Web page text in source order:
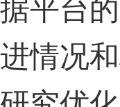
平台
情况